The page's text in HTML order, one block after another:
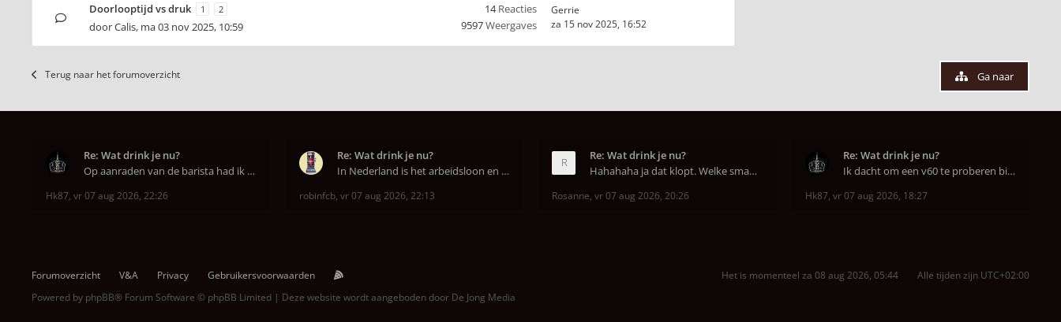
Doorlooptijd vs druk 1 2
doorCalis, ma 03 nov 2025, 10:59
14Reacties
9597Weergaves
Gerrie
za 15 nov 2025, 16:52
Terug naar het forumoverzicht Ga naar
Re: Wat drink je nu?
Op aanraden van de barista had ik Purple Rain maa
Hk87, vr 07 aug 2026, 22:26
Re: Wat drink je nu?
In Nederland is het arbeidsloon en de winkelhuur o
robinfcb, vr 07 aug 2026, 22:13
Re: Wat drink je nu?
Hahahaha ja dat klopt. Welke smaak had je?? Ben
Rosanne, vr 07 aug 2026, 20:26
Re: Wat drink je nu?
Ik dacht om een v60 te proberen bij DAK in Amsterd
Hk87, vr 07 aug 2026, 18:27
Forumoverzicht V&A Privacy Gebruikersvoorwaarden Alle tijden zijn UTC+02:00
Het is momenteel za 08 aug 2026, 05:44
Powered by phpBB® Forum Software © phpBB Limited | Deze website wordt aangeboden door De Jong Media